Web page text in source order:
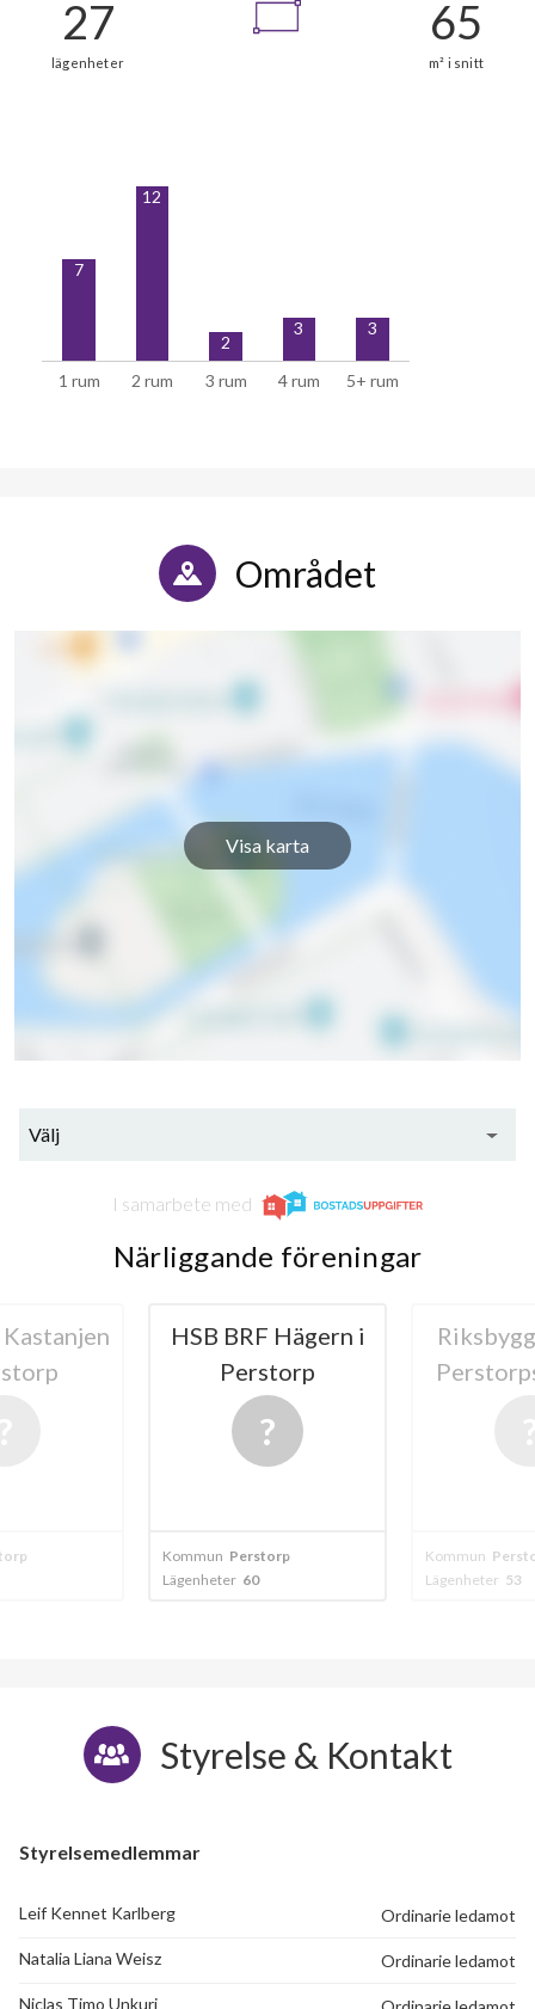
27
1 rum 2 rum 3 rum 4 rum 5+ rum
7
12
2
3 3
Området
Visa karta
Välj
I samarbete med
Närliggande föreningar
Hägern i
Riksbyggens BRF
Perstorpshus nr 3
Kommun Perstorp
Lägenheter 53
HSB
Kommun
Lägenheter 90
Styrelse & Kontakt
Styrelsemedlemmar
Leif Kennet Karlberg Ordinarie ledamot
Natalia Liana Weisz Ordinarie ledamot
Niclas Timo Unkuri